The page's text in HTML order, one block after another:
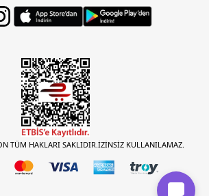
TÜM HAKLARI SAKLIDIR.İZİNSİZ KULLANILAMAZ.